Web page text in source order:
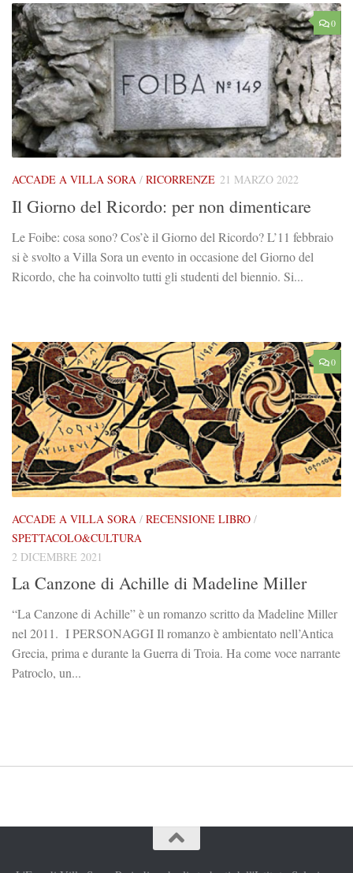
0
ACCADE A VILLA SORA / RICORRENZE 21 MARZO 2022
Il Giorno del Ricordo: per non dimenticare
Le Foibe: cosa sono? Cos’è il Giorno del Ricordo? L’11 febbraio
si è svolto a Villa Sora un evento in occasione del Giorno del
Ricordo, che ha coinvolto tutti gli studenti del biennio. Si...
0
ACCADE A VILLA SORA / RECENSIONE LIBRO /
SPETTACOLO&CULTURA
2 DICEMBRE 2021
La Canzone di Achille di Madeline Miller
“La Canzone di Achille” è un romanzo scritto da Madeline Miller
nel 2011. I PERSONAGGI Il romanzo è ambientato nell’Antica
Grecia, prima e durante la Guerra di Troia. Ha come voce narrante
Patroclo, un...